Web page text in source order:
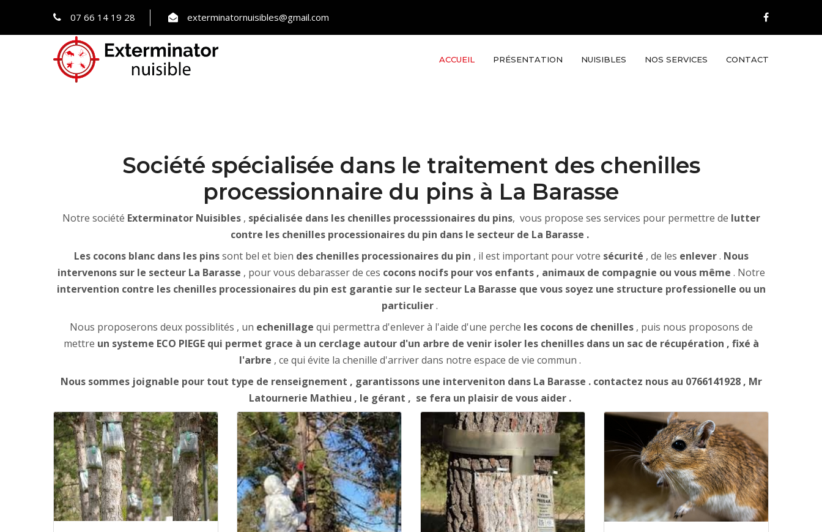
07 66 14 19 28 exterminatornuisibles@gmail.com
ACCUEIL PRÉSENTATION NUISIBLES NOS SERVICES CONTACT
Société spécialisée dans le traitement des chenilles
processionnaire du pins à La Barasse
Notre société Exterminator Nuisibles , spécialisée dans les chenilles processsionaires du pins, vous propose ses services pour permettre de lutter
contre les chenilles processionaires du pin dans le secteur de La Barasse .
Les cocons blanc dans les pinssont bel et bien des chenilles processionaires du pin , il est important pour votre sécurité , de les enlever. Nous
intervenons sur le secteur La Barasse , pour vous debarasser de ces cocons nocifs pour vos enfants , animaux de compagnie ou vous même . Notre
intervention contre les chenilles processionaires du pin est garantie sur le secteur La Barasse que vous soyez une structure professionelle ou un
particulier.
Nous proposerons deux possiblités , un echenillage qui permettra d'enlever à l'aide d'une perche les cocons de chenilles, puis nous proposons de
mettre un systeme ECO PIEGE qui permet grace à un cerclage autour d'un arbre de venir isoler les chenilles dans un sac de récupération , fixé à
l'arbre , ce qui évite la chenille d'arriver dans notre espace de vie commun .
Nous sommes joignable pour tout type de renseignement , garantissons une interveniton dans La Barasse . contactez nous au 0766141928 , Mr
Latournerie Mathieu , le gérant , se fera un plaisir de vous aider .